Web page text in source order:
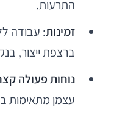
התרעות.
זמינות: עבודה
ברצפת ייצור,
נוחות פעולה
עצמן מתאימות